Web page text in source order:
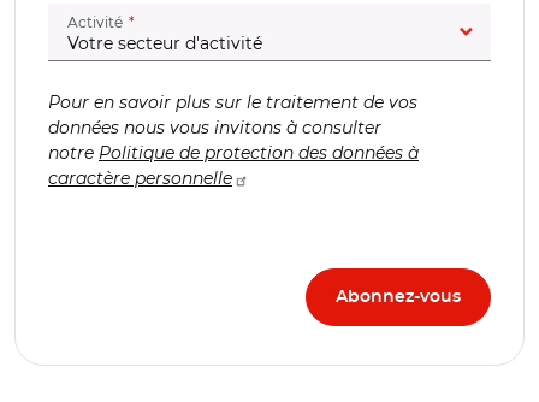
Activité (champ obligatoire)
Pour en savoir plus sur le traitement de vos
données nous vous invitons à consulter
notre Politique de protection des données à
caractère personnelle